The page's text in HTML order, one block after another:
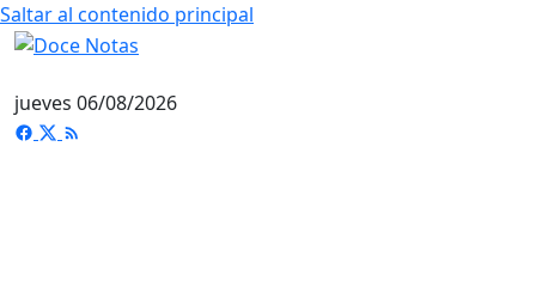
Saltar al contenido principal
jueves 06/08/2026